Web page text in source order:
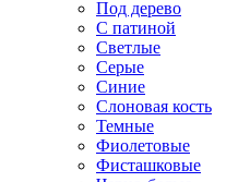
Под дерево
С патиной
Светлые
Серые
Синие
Слоновая кость
Темные
Фиолетовые
Фисташковые